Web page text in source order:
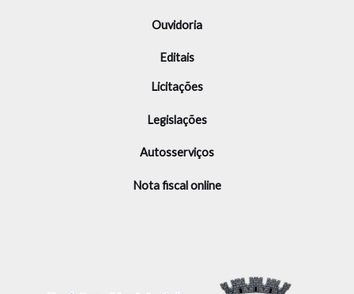
Ouvidoria
Editais
Licitações
Legislações
Autosserviços
Nota fiscal online